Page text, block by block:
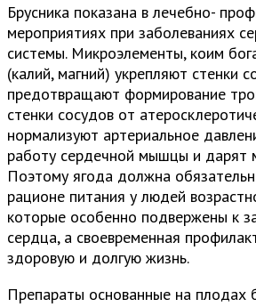
Брусника показана в лечебно-
мероприятиях при заболеваниях
системы. Микроэлементы, коим
(калий, магний) укрепляют стенки
предотвращают формирование
стенки сосудов от
нормализуют артериальное
работу сердечной мышцы и дарят
Поэтому ягода должна
рационе питания у людей
которые особенно подвержены к
сердца, а своевременная
здоровую и долгую жизнь.
Препараты основанные на плодах